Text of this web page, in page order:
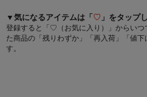
▼気になるアイテムは「♡ 」をタップ
登録すると「♡（お気に入り）」からいつ
た商品の「残りわずか」「再入荷」「値
す。